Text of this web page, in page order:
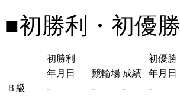
■初勝利・初優勝
初勝利
初優勝
年月日
競輪場 成績 年月日
Ｂ級
- - - -